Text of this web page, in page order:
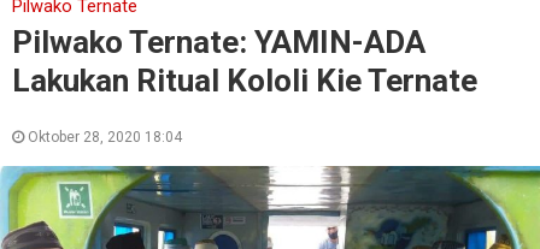
Pilwako Ternate
Pilwako Ternate: YAMIN-ADA
Lakukan Ritual Kololi Kie Ternate
Oktober 28, 2020 18:04